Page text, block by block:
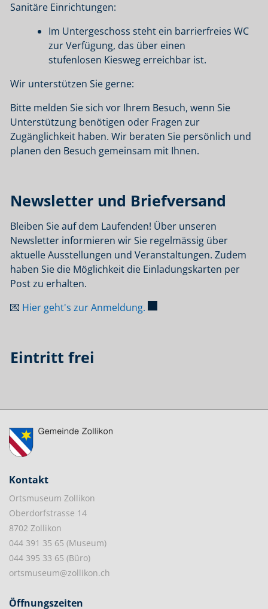
Sanitäre Einrichtungen:
Im Untergeschoss steht ein barrierfreies WC
zur Verfügung, das über einen
stufenlosen Kiesweg erreichbar ist.
Wir unterstützen Sie gerne:
Bitte melden Sie sich vor Ihrem Besuch, wenn Sie
Unterstützung benötigen oder Fragen zur
Zugänglichkeit haben. Wir beraten Sie persönlich und
planen den Besuch gemeinsam mit Ihnen.
Newsletter und Briefversand
Bleiben Sie auf dem Laufenden! Über unseren
Newsletter informieren wir Sie regelmässig über
aktuelle Ausstellungen und Veranstaltungen. Zudem
haben Sie die Möglichkeit die Einladungskarten per
Post zu erhalten.
💌 Hier geht's zur Anmeldung.
Eintritt frei
Kontakt
Ortsmuseum Zollikon
Oberdorfstrasse 14
8702 Zollikon
044 391 35 65 (Museum)
044 395 33 65 (Büro)
ortsmuseum@zollikon.ch
Öffnungszeiten